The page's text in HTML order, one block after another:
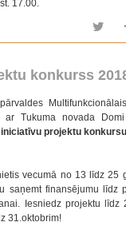
17.00.
konkurss
ar Tukuma novada
projektu
vecumā no 13 līdz 25
saņemt finansējumu līdz
Iesniedz projektu līdz
31.oktobrim!